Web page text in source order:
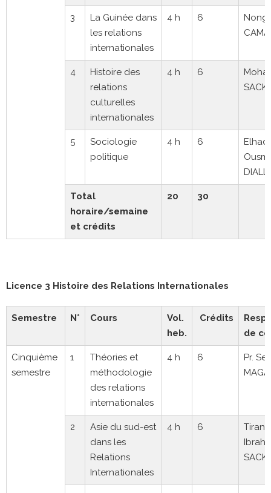
3
La Guinée dans
les relations
internationales
4 h 6
4
Histoire des
relations
culturelles
internationales
4 h 6
5
Sociologie
politique
4 h 6
Elhadj
Total
horaire/semaine
et crédits
20 30
Licence 3 Histoire des Relations Internationales
Semestre N° Cours
Vol.
heb.
Crédits
de
Cinquième
semestre
1
Théories et
méthodologie
des relations
internationales
4 h 6
Pr.
2
Asie du sud-est
dans les
Relations
Internationales
4 h 6